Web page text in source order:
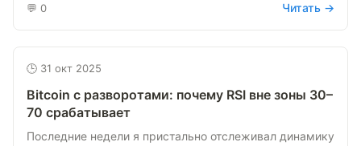
💬 0 Читать →
🕒 31 окт 2025
Bitcoin с разворотами: почему RSI вне зоны 30–
70 срабатывает
Последние недели я пристально отслеживал динамику